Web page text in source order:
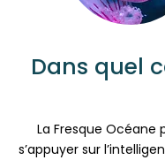
Dans quel
La Fresque Océane
s’appuyer sur